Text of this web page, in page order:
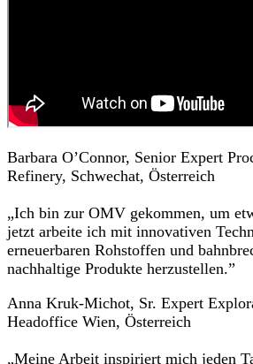
Barbara O’Connor, Senior Expert
Refinery, Schwechat, Österreich
„Ich bin zur OMV gekommen, um
jetzt arbeite ich mit innovativen
erneuerbaren Rohstoffen und
nachhaltige Produkte herzustellen.”
Anna Kruk-Michot, Sr. Expert
Headoffice Wien, Österreich
„Meine Arbeit inspiriert mich jeden